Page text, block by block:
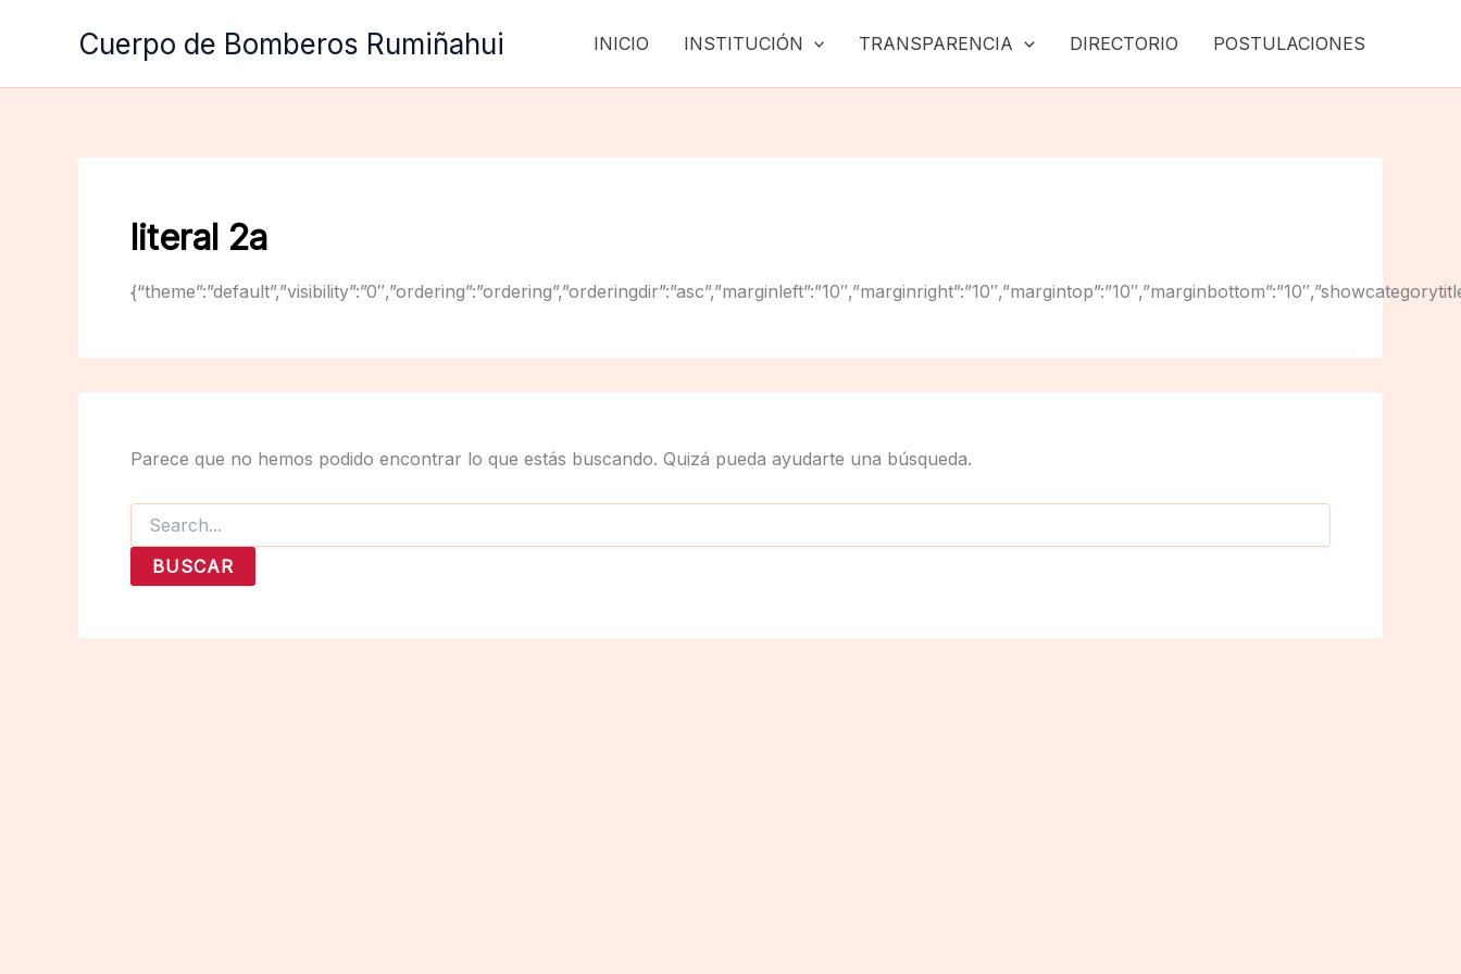
Cuerpo de Bomberos Rumiñahui INICIO INSTITUCIÓN TRANSPARENCIA DIRECTORIO POSTULACIONES
literal 2a
Parece que no hemos podido encontrar lo que estás buscando. Quizá pueda ayudarte una búsqueda.
Buscar
por: